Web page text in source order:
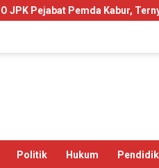
Ternyata Ada Dugaan
Politik Hukum